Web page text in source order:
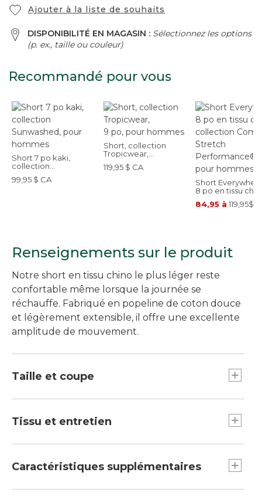
Ajouter à la liste de souhaits
DISPONIBILITÉ EN MAGASIN : Sélectionnez les options
(p. ex., taille ou couleur)
Recommandé pour vous
Short 7 po kaki,
collection
Sunwashed, pour
hommes
99,95 $ CA
Short, collection
Tropicwear,
9 po, pour hommes
119,95 $ CA
Short
8 po en tissu
collection
Stretch
84,95 à 119,95$
Renseignements sur le produit
Notre short en tissu chino le plus léger reste
confortable même lorsque la journée se
réchauffe. Fabriqué en popeline de coton douce
et légèrement extensible, il offre une excellente
amplitude de mouvement.
Taille et coupe
Coupe droite sur les hanches et les cuisses
Tissu et entretien
Tissu extensible pour une liberté de
Tissu de popeline légère 5,5 oz.
Caractéristiques supplémentaires